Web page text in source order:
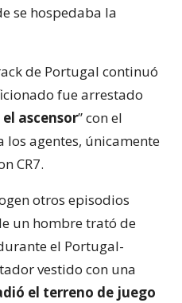
se hospedaba la
de Portugal continuó
fue arrestado
ascensor” con el
los agentes, únicamente
CR7.
otros episodios
un hombre trató de
el Portugal-
vestido con una
el terreno de juego